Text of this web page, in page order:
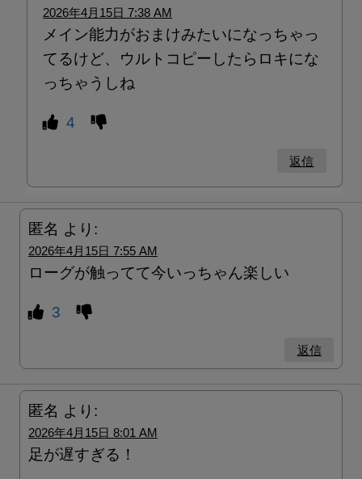
2026年4月15日 7:38 AM
メイン能力がおまけみたいになっちゃっ
てるけど、ウルトコピーしたらロキにな
っちゃうしね
4
返信
匿名 より:
2026年4月15日 7:55 AM
ローグが触ってて今いっちゃん楽しい
3
返信
匿名 より:
2026年4月15日 8:01 AM
足が遅すぎる！